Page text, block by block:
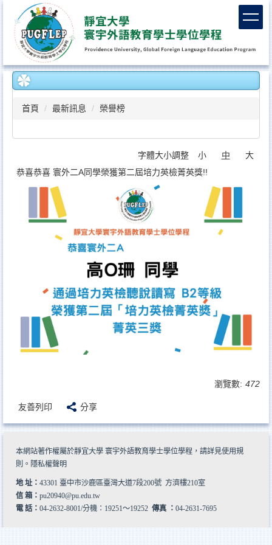
容
區
首頁 最新訊息 榮譽榜
字體大小調整 小 中
大
恭喜恭喜 寰外二A同學榮獲第二屆培力英檢菁英獎!!
瀏覽數: 472
友善列印 分享
本網站著作權屬於靜宜大學 寰宇外語教育學士學位學程，請詳見使用規
則 。 隱私權聲明
地 址： 43301 臺中市沙鹿區臺灣大道7段200號 方濟樓210室
信 箱： pu20940@pu.edu.tw
電 話： 04-2632-8001/分機：19251～19252 傳真 ： 04-2631-7695